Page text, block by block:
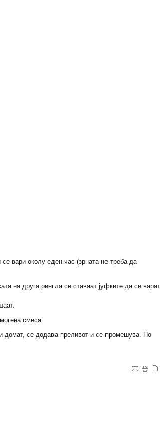
вари околу еден час (зрната не треба да
на друга рингла се ставаат јуфките да се варат
смеса.
домат, се додава преливот и се промешува. По